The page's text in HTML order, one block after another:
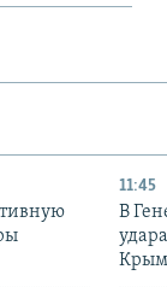
11:45
В